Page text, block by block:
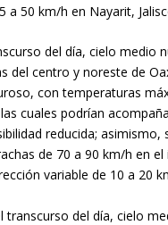
a 50 km/h en Nayarit,
del día, cielo
del centro y noreste de
con temperaturas
cuales podrían
reducida;
de 70 a 90 km/h en
variable de 10 a 20
transcurso del día, cielo